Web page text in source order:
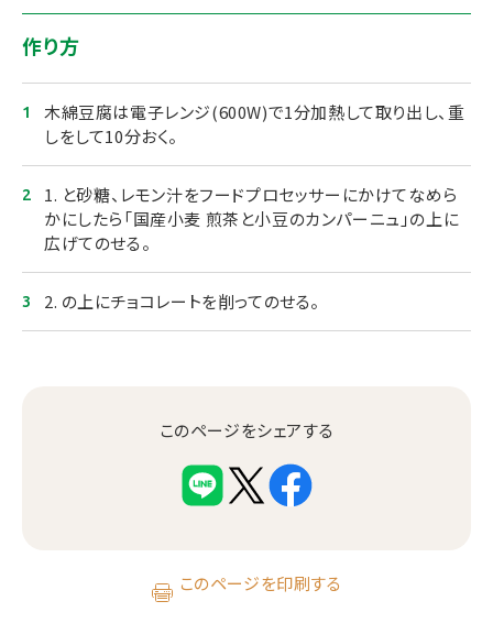
作り方
木綿豆腐は電子レンジ(600W)で1分加熱して取り出し、重
しをして10分おく。
1. と砂糖、レモン汁をフードプロセッサーにかけてなめら
かにしたら「国産小麦 煎茶と小豆のカンパーニュ」の上に
広げてのせる。
2. の上にチョコレートを削ってのせる。
このページをシェアする
このページを印刷する